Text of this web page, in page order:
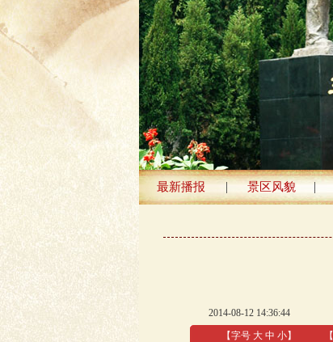
最新播报 | 景区风貌 |
2014-08-12 14:36:44
【字号 大 中 小】 【